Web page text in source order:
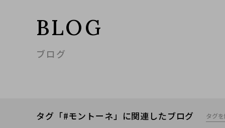
BLOG
ブログ
タグ「#モントーネ」に関連したブログ タグ